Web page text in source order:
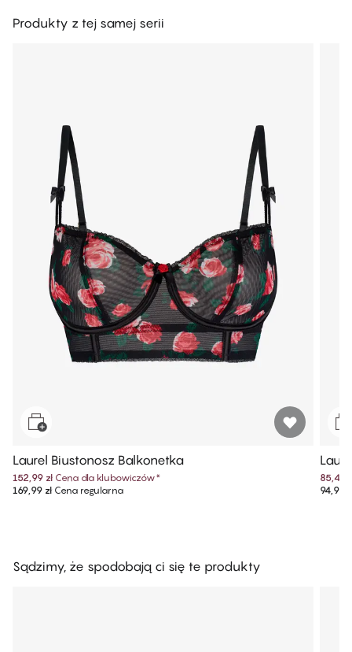
Produkty z tej samej serii
Laurel Biustonosz Balkonetka
152,99 zł Cena dla klubowiczów*
169,99 złCena regularna
85,49
94,99
Sądzimy, że spodobają ci się te produkty